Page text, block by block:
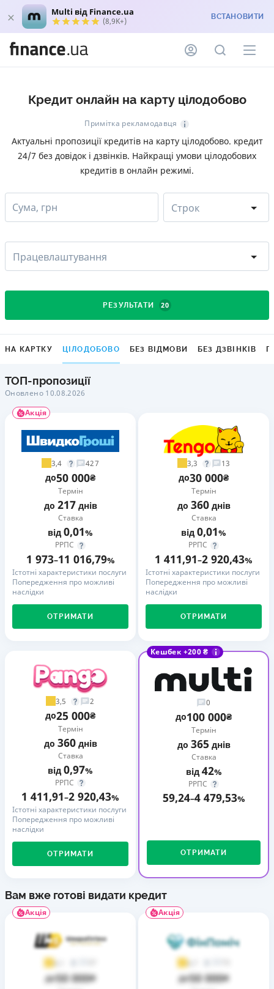
Multi від Finance.ua
(8,9K+) ВСТАНОВИТИ
Кредит онлайн на карту цілодобово
Примітка рекламодавця
Актуальні пропозиції кредитів на карту цілодобово. кредит
24/7 без довідок і дзвінків. Найкращі умови цілодобових
кредитів в онлайн режимі.
Сума, грн Строк
Працевлаштування
РЕЗУЛЬТАТИ 20
НА КАРТКУ ЦІЛОДОБОВО БЕЗ ВІДМОВИ БЕЗ ДЗВІНКІВ
ТОП-пропозиції
Оновлено 10.08.2026
Акція
3,4 427
до50 000₴
Термін
до 217днів
Ставка
від 0,01%
РРПС
1 973–11 016,79%
Істотні характеристики послуги
Попередження про можливі
наслідки
ОТРИМАТИ
3,3 13
до30 000₴
Термін
до 360днів
Ставка
від 0,01%
РРПС
1 411,91–2 920,43%
Істотні характеристики послуги
Попередження про можливі
наслідки
ОТРИМАТИ
3,5 2
до25 000₴
Термін
до 360днів
Ставка
від 0,97%
РРПС
1 411,91–2 920,43%
Істотні характеристики послуги
Попередження про можливі
наслідки
ОТРИМАТИ
Кешбек +200 ₴
0
до100 000₴
Термін
до 365днів
Ставка
від 42%
РРПС
59,24–4 479,53%
ОТРИМАТИ
Вам вже готові видати кредит
Акція
4,1
до50 000₴
Акція
4,7
до50 000₴